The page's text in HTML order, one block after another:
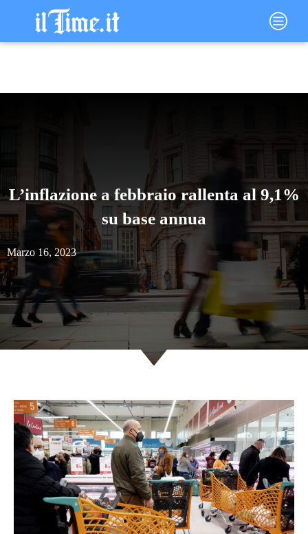
contenuto
Main
Menu
L’inflazione a febbraio rallenta al 9,1%
su base annua
Marzo 16, 2023